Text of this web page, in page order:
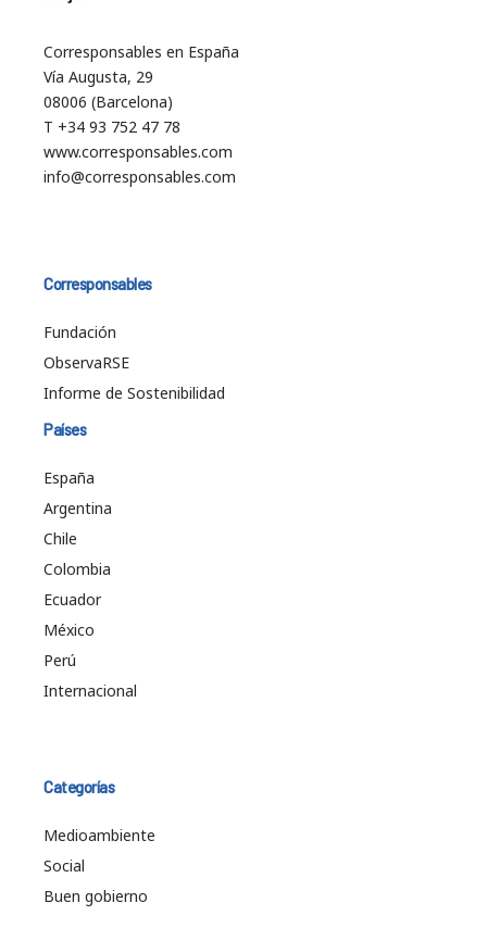
Corresponsables en España
Vía Augusta, 29
08006 (Barcelona)
T +34 93 752 47 78
www.corresponsables.com
info@corresponsables.com
Corresponsables
Fundación
ObservaRSE
Informe de Sostenibilidad
Países
España
Argentina
Chile
Colombia
Ecuador
México
Perú
Internacional
Categorías
Medioambiente
Social
Buen gobierno